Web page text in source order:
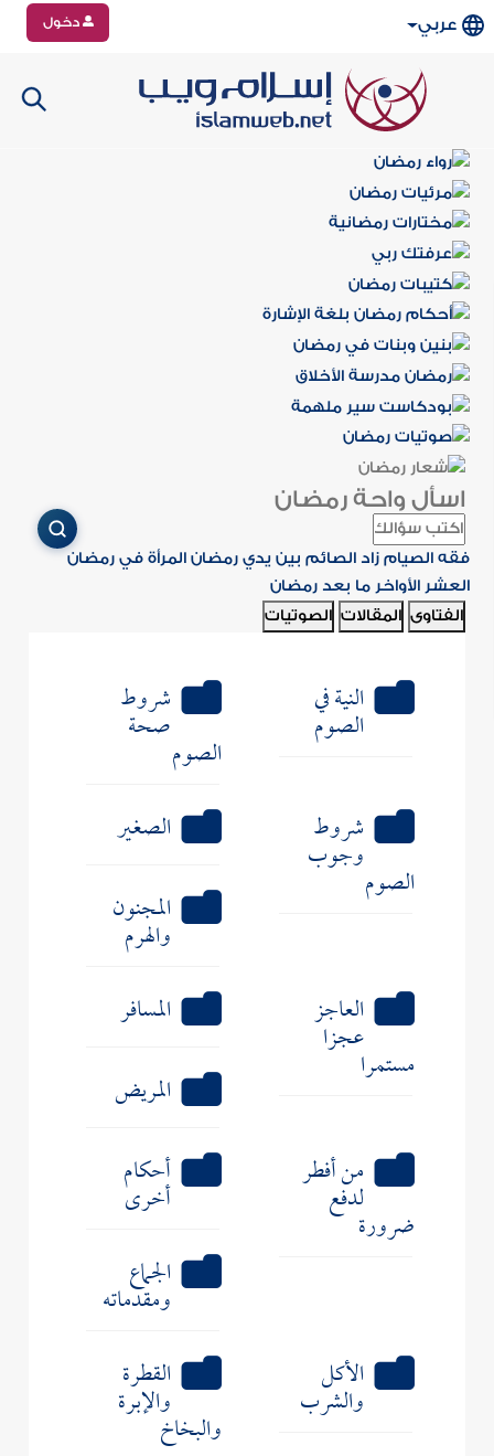
عربي دخول
اسأل واحة رمضان
فقه الصيام زاد الصائم بين يدي رمضان المرأة في رمضان
العشر الأواخر ما بعد رمضان
الفتاوى المقالات الصوتيات
النية في
الصوم
شروط
صحة
الصوم
شروط
وجوب
الصوم
الصغير
المجنون
والهرم
العاجز
عجزا
مستمرا
المسافر
المريض
من أفطر
لدفع
ضرورة
أحكام
أخرى
الجماع
ومقدماته
الأكل
والشرب
القطرة
والإبرة
والبخاخ